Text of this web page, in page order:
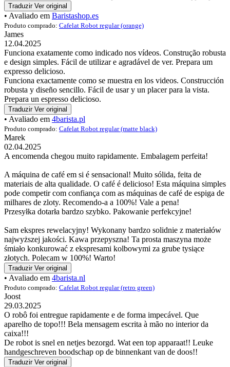
Traduzir Ver original
• Avaliado em Baristashop.es
Produto comprado: Cafelat Robot regular (orange)
James
12.04.2025
Funciona exatamente como indicado nos vídeos. Construção robusta
e design simples. Fácil de utilizar e agradável de ver. Prepara um
expresso delicioso.
Funciona exactamente como se muestra en los videos. Construcción
robusta y diseño sencillo. Fácil de usar y un placer para la vista.
Prepara un espresso delicioso.
Traduzir Ver original
• Avaliado em 4barista.pl
Produto comprado: Cafelat Robot regular (matte black)
Marek
02.04.2025
A encomenda chegou muito rapidamente. Embalagem perfeita!
A máquina de café em si é sensacional! Muito sólida, feita de
materiais de alta qualidade. O café é delicioso! Esta máquina simples
pode competir com confiança com as máquinas de café de espiga de
milhares de zloty. Recomendo-a a 100%! Vale a pena!
Przesyłka dotarła bardzo szybko. Pakowanie perfekcyjne!
Sam ekspres rewelacyjny! Wykonany bardzo solidnie z materiałów
najwyższej jakości. Kawa przepyszna! Ta prosta maszyna może
śmiało konkurować z ekspresami kolbowymi za grube tysiące
złotych. Polecam w 100%! Warto!
Traduzir Ver original
• Avaliado em 4barista.nl
Produto comprado: Cafelat Robot regular (retro green)
Joost
29.03.2025
O robô foi entregue rapidamente e de forma impecável. Que
aparelho de topo!!! Bela mensagem escrita à mão no interior da
caixa!!!
De robot is snel en netjes bezorgd. Wat een top apparaat!! Leuke
handgeschreven boodschap op de binnenkant van de doos!!
Traduzir Ver original